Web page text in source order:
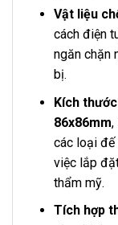
Vật liệu
cách điện
ngăn chặn
bị.
Kích
86x86mm,
các loại đế
việc lắp
thẩm mỹ.
Tích hợp